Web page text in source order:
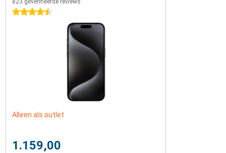
823 geverifieerde reviews
4.5 sterren
Alleen als outlet
1.159,00